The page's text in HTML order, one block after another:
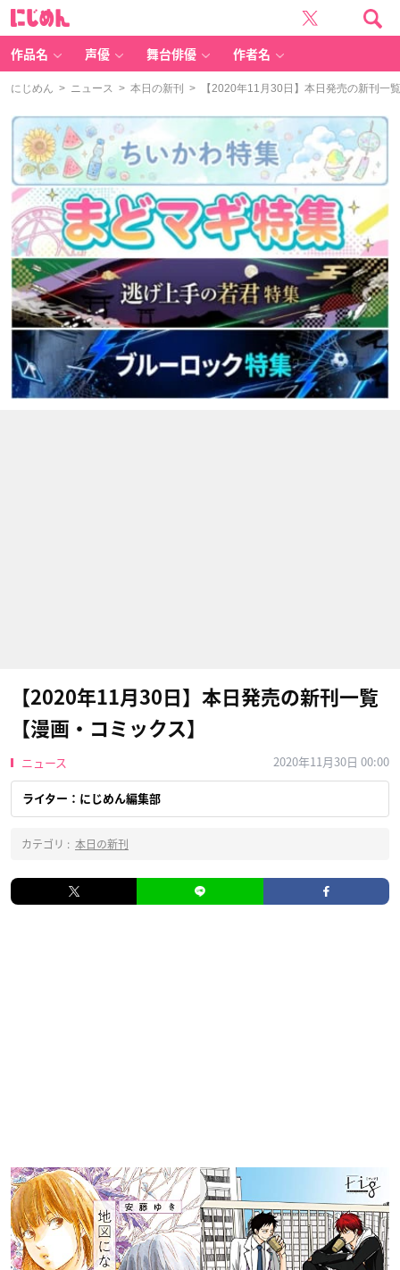
作品名 声優 舞台俳優 作者名
にじめん > ニュース > 本日の新刊 > 【2020年11月30日】本日発売の新刊一
【2020年11月30日】本日発売の新刊一覧
【漫画・コミックス】
ニュース 2020年11月30日 00:00
ライター：にじめん編集部
カテゴリ : 本日の新刊